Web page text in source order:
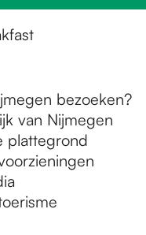
bezoeken?
van Nijmegen
plattegrond